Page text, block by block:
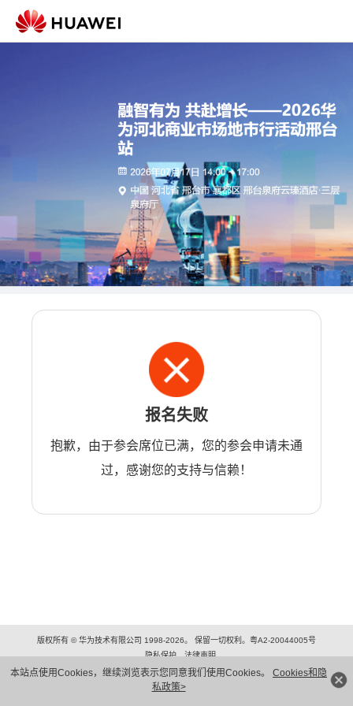
本站点使用Cookies，继续浏览表示您同意我们使用Cookies。 Cookies和隐
私政策>
报名失败
抱歉，由于参会席位已满，您的参会申请未通
过，感谢您的支持与信赖！
版权所有 © 华为技术有限公司 1998-2026。 保留一切权利。粤A2-20044005号
隐私保护
法律声明